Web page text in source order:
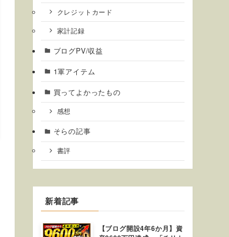
クレジットカード
家計記録
ブログPV/収益
1軍アイテム
買ってよかったもの
感想
そらの記事
書評
新着記事
【ブログ開設4年6か月】資